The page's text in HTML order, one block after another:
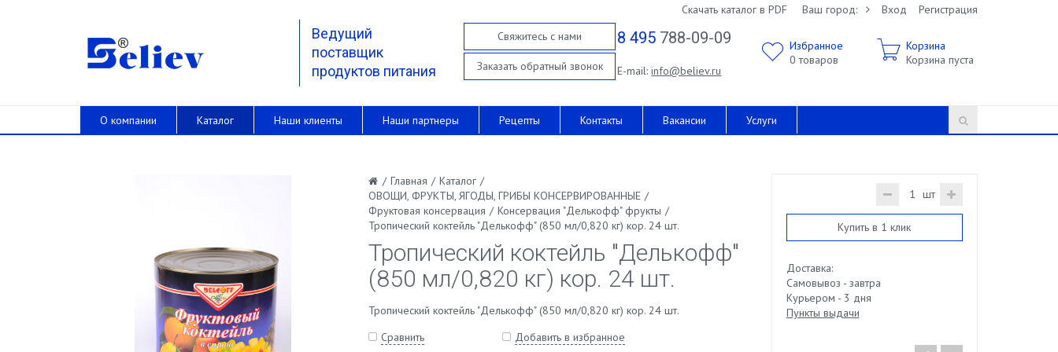
Скачать каталог в PDF Ваш город: Вход Регистрация
Ведущий
поставщик
продуктов питания
Свяжитесь с нами
Заказать обратный звонок
8 495 788-09-09
E-mail:info@believ.ru
Избранное
0 товаров
Корзина
Корзина пуста
О компании Каталог Наши клиенты Наши партнеры Рецепты Контакты Вакансии Услуги
/ Главная / Каталог /
ОВОЩИ, ФРУКТЫ, ЯГОДЫ, ГРИБЫ КОНСЕРВИРОВАННЫЕ /
Фруктовая консервация / Консервация "Делькофф" фрукты /
Тропический коктейль "Делькофф" (850 мл/0,820 кг) кор. 24 шт.
Тропический коктейль "Делькофф"
(850 мл/0,820 кг) кор. 24 шт.
Тропический коктейль "Делькофф" (850 мл/0,820 кг) кор. 24 шт.
Сравнить
Добавить в избранное
шт
Купить в 1 клик
Доставка:
Самовывоз - завтра
Курьером - 3 дня
Пункты выдачи